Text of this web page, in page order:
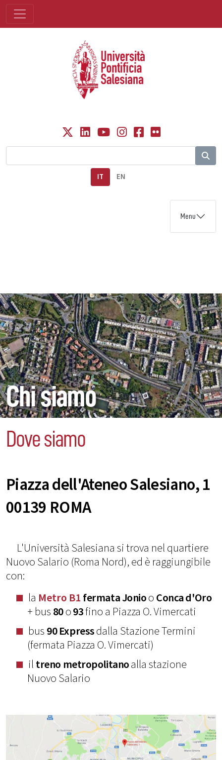
IT EN
Menu
Chi siamo
Dove siamo
Piazza dell'Ateneo Salesiano, 1
00139 ROMA
L'Università Salesiana si trova nel quartiere
Nuovo Salario (Roma Nord), ed è raggiungibile
con:
la Metro B1fermata JoniooConca d'Oro
+ bus80o93fino a Piazza O. Vimercati
bus90 Expressdalla Stazione Termini
(fermata Piazza O. Vimercati)
iltreno metropolitanoalla stazione
Nuovo Salario